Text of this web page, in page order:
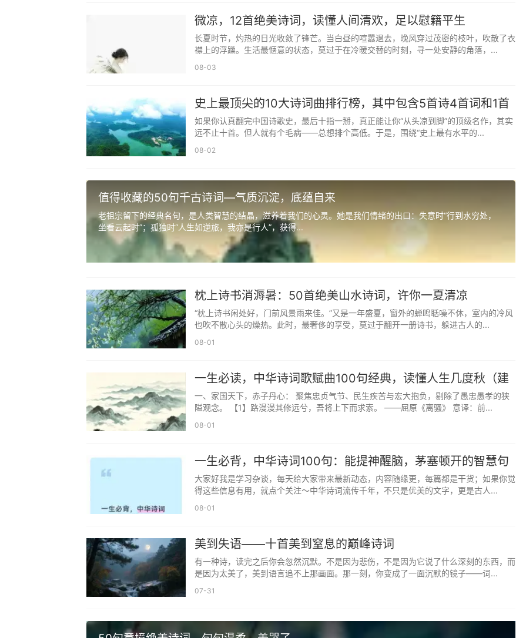
21. 知夏 —— 杨万里《小池》“小荷才露尖尖角，早有蜻蜓立上头”（感知盛夏，灵动鲜活）
释义：知夏而行，灵动鲜活，寓意女孩热爱生活，性格开朗，如夏日般明媚。
释义：云间溪流，清雅悠远，寓意女孩气质清雅，心怀远方，自在洒脱。
23. 清瑶 —— 晏几道《临江仙·梦后楼台高锁》“落花人独立，微雨燕双飞”（清润如瑶，纯净美好）
释义：清润无瑕，瑶玉生辉，寓意女孩容貌清丽，品性纯良，自带光芒。
释义：语笑嫣然，茉莉芬芳，寓意女孩性格温婉，气质芬芳，惹人喜爱。
25. 安歌 —— 屈原《九歌·东皇太一》“疏缓节兮安歌，陈竽瑟兮浩倡”
释义：安然歌唱，自在从容，寓意女孩性格开朗，一生喜乐，能从容面对生活。
释义：宛若溪水，澄澈灵动，寓意女孩心性纯粹，性格灵动，不染尘埃。
27. 书珩 —— 韩愈《进学解》“业精于勤，荒于嬉”（书，书香；珩，玉饰）
释义：书香伴玉，温润有礼，寓意女孩知书达理，品性高洁，如美玉般温润。
释义：汀边明月，静谧清雅，寓意女孩气质清冷，心性平和，自带温柔光芒。
29. 念安 —— 李清照《声声慢·寻寻觅觅》“守着窗儿，独自怎生得黑”（念安，盼安）
释义：心念安宁，期盼美好，寓意女孩心怀善意，一生平安喜乐，无忧无虑。
30. 清语 —— 韦应物《滁州西涧》“独怜幽草涧边生，上有黄鹂深树鸣”（清越语响，灵动婉转）
释义：清越话语，灵动温婉，寓意女孩声音悦耳，性格温柔，善解人意。
31. 芷涵 —— 屈原《离骚》“扈江离与辟芷兮，纫秋兰以为佩”（芷草芬芳，涵养深厚）
32. 星瑶 —— 李白《古朗月行》“小时不识月，呼作白玉盘”（星光伴瑶，璀璨美好）
释义：星光璀璨，瑶玉无瑕，寓意女孩如星光般耀眼，如美玉般珍贵。
33. 书冉 —— 陶渊明《归去来兮辞》“木欣欣以向荣，泉涓涓而始流”（书韵冉冉，温润灵动）
释义：书香冉冉，温润灵动，寓意女孩知书达理，性格温婉，慢慢成长，越来越好。
微凉，12首绝美诗词，读懂人间清欢，足以慰籍平生
长夏时节，灼热的日光收敛了锋芒。当白昼的喧嚣退去，晚风穿过茂密的枝叶，吹散了衣
襟上的浮躁。生活最惬意的状态，莫过于在冷暖交替的时刻，寻一处安静的角落，...
08-03
史上最顶尖的10大诗词曲排行榜，其中包含5首诗4首词和1首
曲
如果你认真翻完中国诗歌史，最后十指一掰，真正能让你“从头凉到脚”的顶级名作，其实
远不止十首。但人就有个毛病——总想排个高低。于是，围绕“史上最有水平的...
08-02
值得收藏的50句千古诗词—气质沉淀，底蕴自来
老祖宗留下的经典名句，是人类智慧的结晶，滋养着我们的心灵。她是我们情绪的出口：失意时“行到水穷处，
坐看云起时”；孤独时“人生如逆旅，我亦是行人”，获得...
枕上诗书消溽暑：50首绝美山水诗词，许你一夏清凉
“枕上诗书闲处好，门前风景雨来佳。”又是一年盛夏，窗外的蝉鸣聒噪不休，室内的冷风
也吹不散心头的燥热。此时，最奢侈的享受，莫过于翻开一册诗书，躲进古人的...
08-01
一生必读，中华诗词歌赋曲100句经典，读懂人生几度秋（建
议收藏/常读常新）
一、家国天下，赤子丹心： 聚焦忠贞气节、民生疾苦与宏大抱负，剔除了愚忠愚孝的狭
隘观念。 【1】路漫漫其修远兮，吾将上下而求索。 ——屈原《离骚》 意译：前...
08-01
一生必背，中华诗词100句：能提神醒脑，茅塞顿开的智慧句
子
大家好我是学习杂谈，每天给大家带来最新动态，内容随缘更，每篇都是干货；如果你觉
得这些信息有用，就点个关注～中华诗词流传千年，不只是优美的文字，更是古人...
08-01
美到失语——十首美到窒息的巅峰诗词
有一种诗，读完之后你会忽然沉默。不是因为悲伤，不是因为它说了什么深刻的东西，而
是因为太美了，美到语言追不上那画面。那一刻，你变成了一面沉默的镜子——词...
07-31